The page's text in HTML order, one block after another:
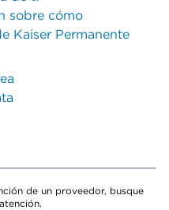
sobre cómo
Kaiser Permanente
de un proveedor, busque